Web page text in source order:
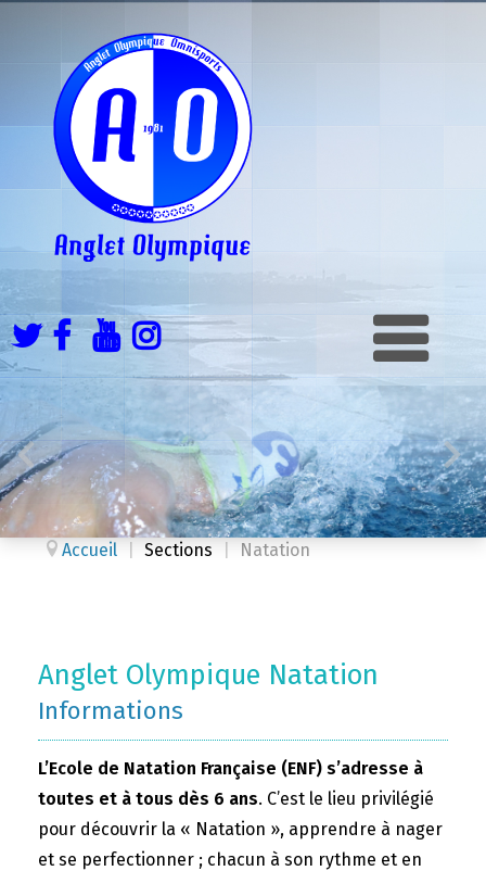
Accueil Sections Natation
Anglet Olympique Natation
Informations
L’Ecole de Natation Française (ENF) s’adresse à
toutes et à tous dès 6 ans. C’est le lieu privilégié
pour découvrir la « Natation », apprendre à nager
et se perfectionner ; chacun à son rythme et en